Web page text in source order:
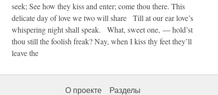
seek; See how they kiss and enter; come thou there. This
delicate day of love we two will share Till at our ear love’s
whispering night shall speak. What, sweet one, — hold’st
thou still the foolish freak? Nay, when I kiss thy feet they’ll
leave the
О проекте Разделы